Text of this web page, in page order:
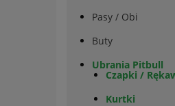
Pasy / Obi
Buty
Ubrania Pitbull
Czapki /
Kurtki